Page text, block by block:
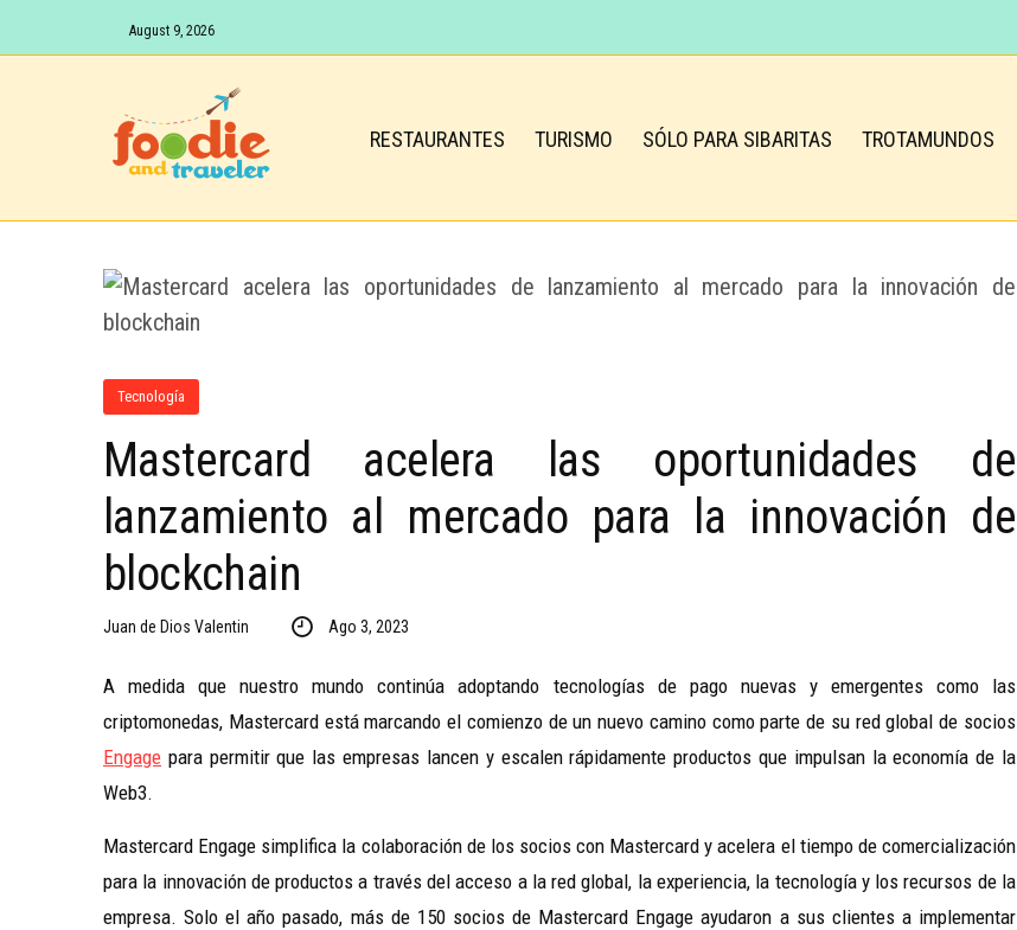
August 9, 2026
RESTAURANTES TURISMO SÓLO PARA SIBARITAS TROTAMUNDOS
Tecnología
Mastercard acelera las oportunidades de
lanzamiento al mercado para la innovación de
blockchain
Juan de Dios Valentin Ago 3, 2023
A medida que nuestro mundo continúa adoptando tecnologías de pago nuevas y emergentes como las
criptomonedas, Mastercard está marcando el comienzo de un nuevo camino como parte de su red global de socios
Engage para permitir que las empresas lancen y escalen rápidamente productos que impulsan la economía de la
Web3.
Mastercard Engage simplifica la colaboración de los socios con Mastercard y acelera el tiempo de comercialización
para la innovación de productos a través del acceso a la red global, la experiencia, la tecnología y los recursos de la
empresa. Solo el año pasado, más de 150 socios de Mastercard Engage ayudaron a sus clientes a implementar